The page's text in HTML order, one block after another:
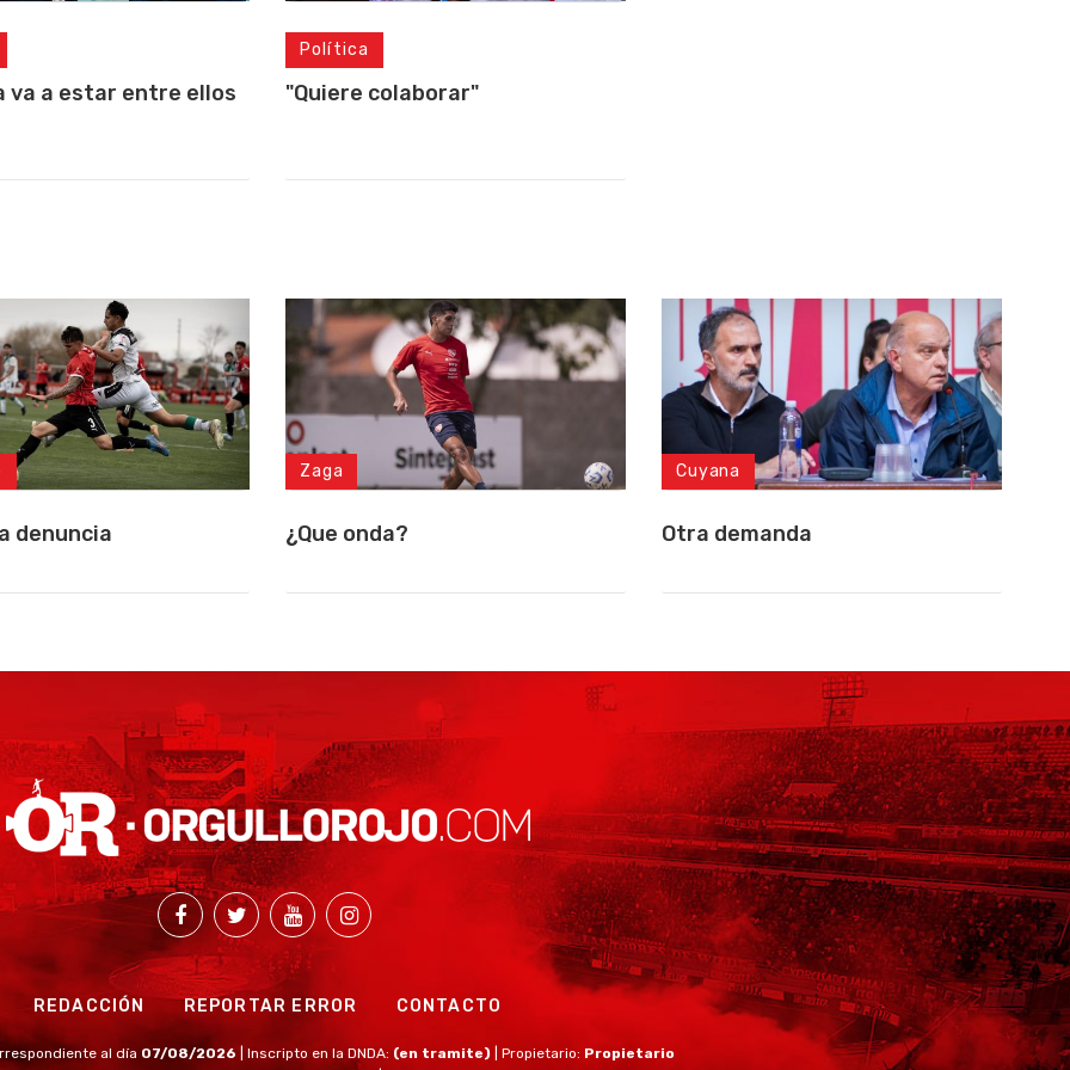
va a estar entre ellos
Política
"Quiere colaborar"
denuncia
Zaga
¿Que onda?
Cuyana
Otra demanda
REDACCIÓN REPORTAR ERROR CONTACTO
al día 07/08/2026 | Inscripto en la DNDA: (en tramite) | Propietario: Propietario